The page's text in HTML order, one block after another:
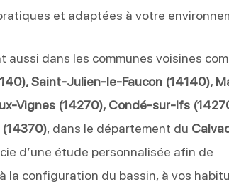
et adaptées à votre
aussi dans les communes voisines
Saint-Julien-le-Faucon (14140),
Vignes (14270), Condé-sur-Ifs
, dans le département du
d’une étude personnalisée afin de
la configuration du bassin, à vos